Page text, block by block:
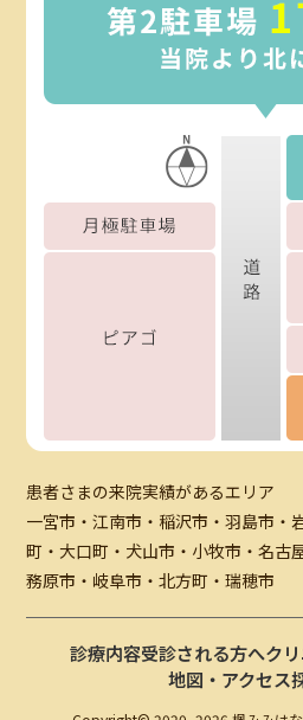
患者さまの来院実績があるエリア
一宮市・江南市・稲沢市・羽島市・
町・大口町・犬山市・小牧市・名古
務原市・岐阜市・北方町・瑞穂市
診療内容受診される方へク
地図・アクセス